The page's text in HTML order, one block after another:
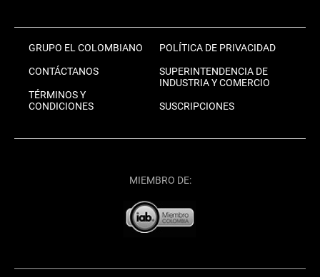
GRUPO EL COLOMBIANO
CONTÁCTANOS
TÉRMINOS Y
CONDICIONES
POLÍTICA DE PRIVACIDAD
SUPERINTENDENCIA DE
INDUSTRIA Y COMERCIO
SUSCRIPCIONES
MIEMBRO DE: